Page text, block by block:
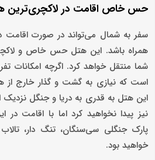
حس خاص اقامت در لاکچری‌ترین
سفر به شمال می‌تواند در صورت اقامت
همراه باشد. این هتل حس خاص و
شما منتقل خواهد کرد. اگرچه امکانات
است که نیازی به گشت و گذار خارج از
این هتل به قدری به دریا و جنگل
نیز پیدا نخواهید کرد اما با اقامت
پارک جنگلی سی‌سنگان، تنگ دار،
خواهید بود.